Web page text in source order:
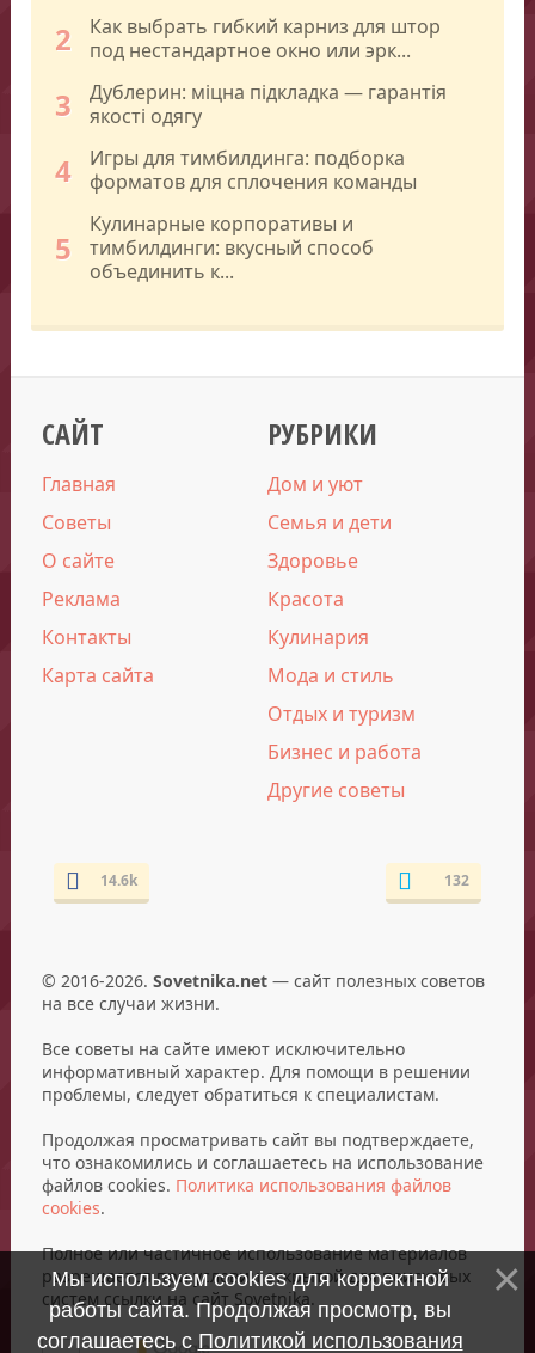
2
Как выбрать гибкий карниз для штор
под нестандартное окно или эрк...
3
Дублерин: міцна підкладка — гарантія
якості одягу
4
Игры для тимбилдинга: подборка
форматов для сплочения команды
5
Кулинарные корпоративы и
тимбилдинги: вкусный способ
объединить к...
САЙТ
Главная
Советы
О сайте
Реклама
Контакты
Карта сайта
РУБРИКИ
Дом и уют
Семья и дети
Здоровье
Красота
Кулинария
Мода и стиль
Отдых и туризм
Бизнес и работа
Другие советы
14.6k 132
© 2016-2026. Sovetnika.net— сайт полезных советов
на все случаи жизни.
Все советы на сайте имеют исключительно
информативный характер. Для помощи в решении
проблемы, следует обратиться к специалистам.
Продолжая просматривать сайт вы подтверждаете,
что ознакомились и соглашаетесь на использование
файлов cookies. Политика использования файлов
cookies.
Полное или частичное использование материалов
разрешается при условии открытой для поисковых
систем ссылки на сайт Sovetnika.
Мы используем cookies для корректной
работы сайта. Продолжая просмотр, вы
соглашаетесь с Политикой использования